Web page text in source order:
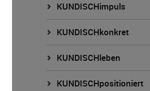
KUNDISCHimpuls
KUNDISCHkonkret
KUNDISCHleben
KUNDISCHpositioniert